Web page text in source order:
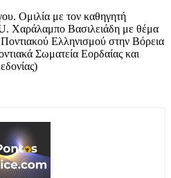
Ομιλία με τον καθηγητή
Χαράλαμπο Βασιλειάδη με θέμα
Ποντιακού Ελληνισμού στην Βόρεια
Σωματεία Εορδαίας και